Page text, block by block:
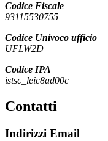
Codice Fiscale
93115530755
Codice Univoco ufficio
UFLW2D
Codice IPA
istsc_leic8ad00c
Contatti
Indirizzi Email